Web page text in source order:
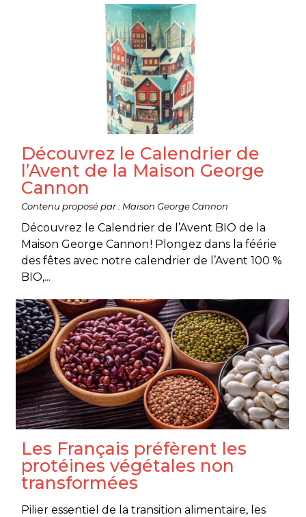
Découvrez le Calendrier de
l’Avent de la Maison George
Cannon
Contenu proposé par : Maison George Cannon
Découvrez le Calendrier de l’Avent BIO de la
Maison George Cannon ! Plongez dans la féérie
des fêtes avec notre calendrier de l’Avent 100 %
BIO,...
Les Français préfèrent les
protéines végétales non
transformées
Pilier essentiel de la transition alimentaire, les